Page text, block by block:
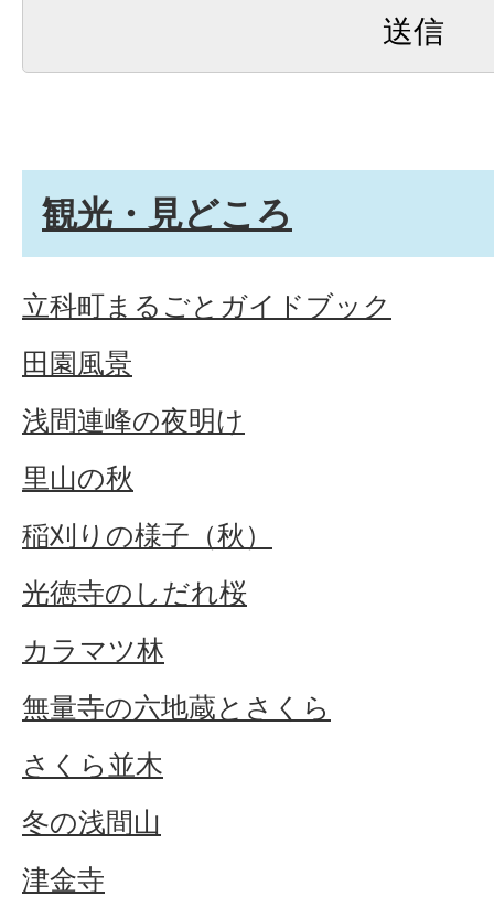
観光・見どころ
立科町まるごとガイドブック
田園風景
浅間連峰の夜明け
里山の秋
稲刈りの様子（秋）
光徳寺のしだれ桜
カラマツ林
無量寺の六地蔵とさくら
さくら並木
冬の浅間山
津金寺